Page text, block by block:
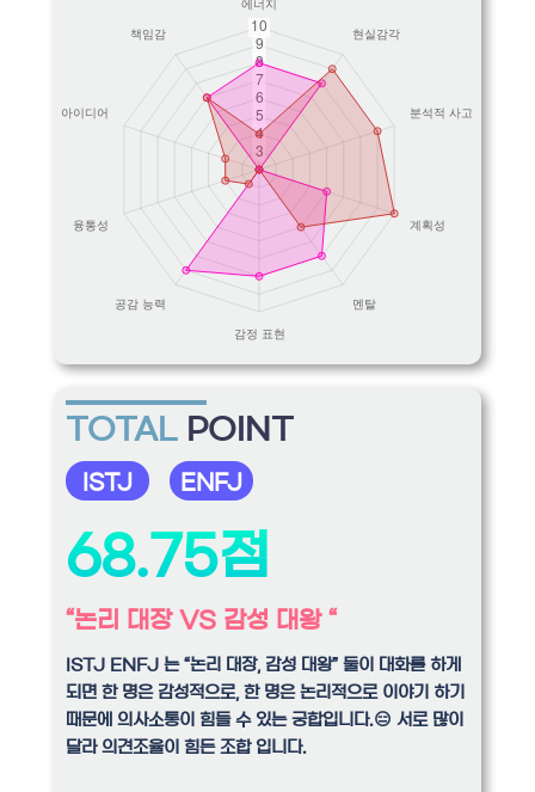
TOTAL POINT
ISTJ ENFJ
68.75점
“논리 대장 VS 감성 대왕 “
ISTJ ENFJ 는 “논리 대장, 감성 대왕” 둘이 대화를 하게
되면 한 명은 감성적으로, 한 명은 논리적으로 이야기 하기
때문에 의사소통이 힘들 수 있는 궁합입니다.😑 서로 많이
달라 의견조율이 힘든 조합 입니다.